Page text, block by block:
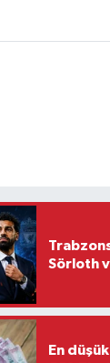
Sörloth
En